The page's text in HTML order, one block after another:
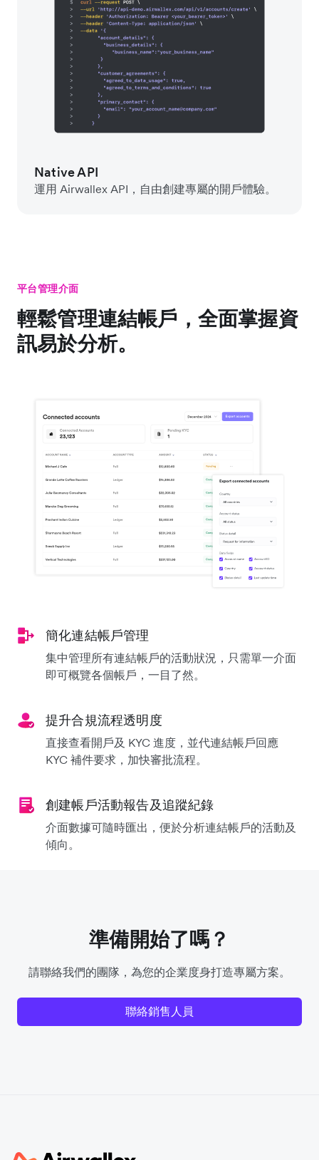
Native API
運用 Airwallex API，自由創建專屬的開戶體驗。
平台管理介面
輕鬆管理連結帳戶，全面掌握資
訊易於分析。
簡化連結帳戶管理
集中管理所有連結帳戶的活動狀況，只需單一介面
即可概覽各個帳戶，一目了然。
提升合規流程透明度
直接查看開戶及 KYC 進度，並代連結帳戶回應
KYC 補件要求，加快審批流程。
創建帳戶活動報告及追蹤紀錄
介面數據可隨時匯出，便於分析連結帳戶的活動及
傾向。
準備開始了嗎？
請聯絡我們的團隊，為您的企業度身打造專屬方案。
聯絡銷售人員